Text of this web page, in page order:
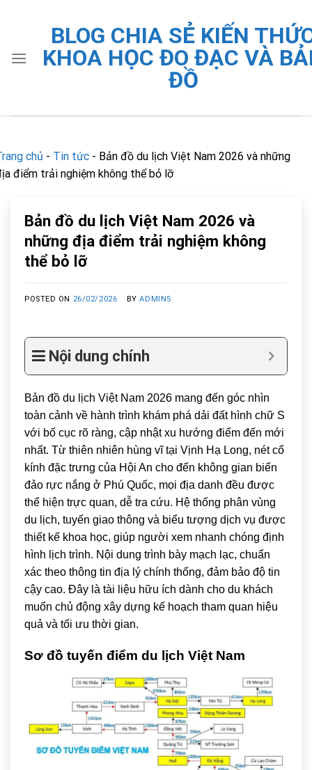
BLOG CHIA SẺ KIẾN
KHOA HỌC ĐO ĐẠC VÀ
ĐỒ
chủ - Tin tức - Bản đồ du lịch Việt Nam 2026 và những
điểm trải nghiệm không thể bỏ lỡ
Bản đồ du lịch Việt Nam 2026 và
những địa điểm trải nghiệm không
thể bỏ lỡ
POSTED ON 26/02/2026 BYADMINS
Nội dung chính
Bản đồ du lịch Việt Nam 2026 mang đến góc nhìn
toàn cảnh về hành trình khám phá dải đất hình chữ S
với bố cục rõ ràng, cập nhật xu hướng điểm đến mới
nhất. Từ thiên nhiên hùng vĩ tại Vịnh Hạ Long, nét cổ
kính đặc trưng của Hội An cho đến không gian biển
đảo rực nắng ở Phú Quốc, mọi địa danh đều được
thể hiện trực quan, dễ tra cứu. Hệ thống phân vùng
du lịch, tuyến giao thông và biểu tượng dịch vụ được
thiết kế khoa học, giúp người xem nhanh chóng định
hình lịch trình. Nội dung trình bày mạch lạc, chuẩn
xác theo thông tin địa lý chính thống, đảm bảo độ tin
cậy cao. Đây là tài liệu hữu ích dành cho du khách
muốn chủ động xây dựng kế hoạch tham quan hiệu
quả và tối ưu thời gian.
Sơ đồ tuyến điểm du lịch Việt Nam